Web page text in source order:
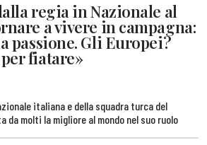
regia in Nazionale al
a vivere in campagna:
passione. Gli Europei?
fiatare»
italiana e della squadra turca del
da molti la migliore al mondo nel suo ruolo